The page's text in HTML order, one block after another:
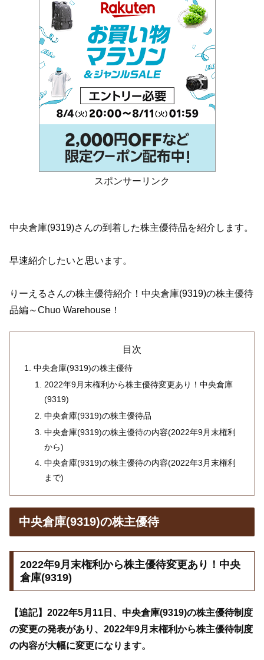
スポンサーリンク
中央倉庫(9319)さんの到着した株主優待品を紹介します。
早速紹介したいと思います。
りーえるさんの株主優待紹介！中央倉庫(9319)の株主優待
品編～Chuo Warehouse！
目次
中央倉庫(9319)の株主優待
2022年9月末権利から株主優待変更あり！中央倉庫
(9319)
中央倉庫(9319)の株主優待品
中央倉庫(9319)の株主優待の内容(2022年9月末権利
から)
中央倉庫(9319)の株主優待の内容(2022年3月末権利
まで)
中央倉庫(9319)の株主優待
2022年9月末権利から株主優待変更あり！中央
倉庫(9319)
【追記】2022年5月11日、中央倉庫(9319)の株主優待制度
の変更の発表があり、2022年9月末権利から株主優待制度
の内容が大幅に変更になります。